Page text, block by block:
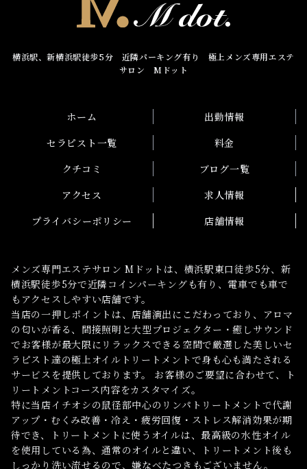
横浜駅、新横浜駅徒歩5分 近隣パーキング有り 極上メンズ専用エステ
サロン Mドット
ホーム
出勤情報
セラピスト一覧
料金
クチコミ
ブログ一覧
アクセス
求人情報
プライバシーポリシー
店舗情報
メンズ専門エステサロン Mドットは、横浜駅東口徒歩5分、新
横浜駅徒歩5分で近隣コインパーキングも有り、電車でも車で
もアクセスしやすい店舗です。
当店の一押しポイントは、店舗演出にこだわっており、アロマ
の匂いが香る、間接照明と大型プロジェクター・癒しサウンド
でお客様が最大限にリラックスできる空間で厳選した美しいセ
ラピスト達の極上オイルトリートメントで身も心も満たされる
サービスを提供しております。 お客様のご要望に合わせて、ト
リートメントコース内容をカスタマイズ。
特に当店イチオシの鼠径部中心のリンパトリートメントで代謝
アップ・むくみ改善・冷え・疲労回復・ストレス解消効果が期
待でき、トリートメントに使うオイルは、最高級の水性オイル
を使用している為、通常のオイルと違い、トリートメント後も
しっかり洗い流せるので、嫌なべたつきもございません。